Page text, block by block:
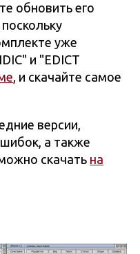
обновить его
уже
и "EDICT
, и скачайте самое
версии,
а также
скачать на